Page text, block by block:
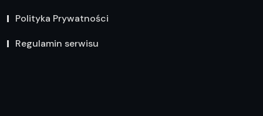
Polityka Prywatności
Regulamin serwisu